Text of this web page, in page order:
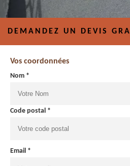
DEMANDEZ UN DEVIS
Vos coordonnées
Nom *
Code postal *
Email *